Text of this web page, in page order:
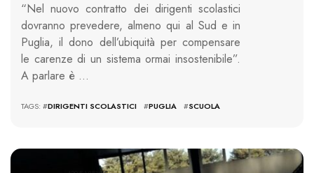
“Nel nuovo contratto dei dirigenti scolastici
dovranno prevedere, almeno qui al Sud e in
Puglia, il dono dell’ubiquità per compensare
le carenze di un sistema ormai insostenibile”.
A parlare è …
TAGS: #DIRIGENTI SCOLASTICI #PUGLIA #SCUOLA